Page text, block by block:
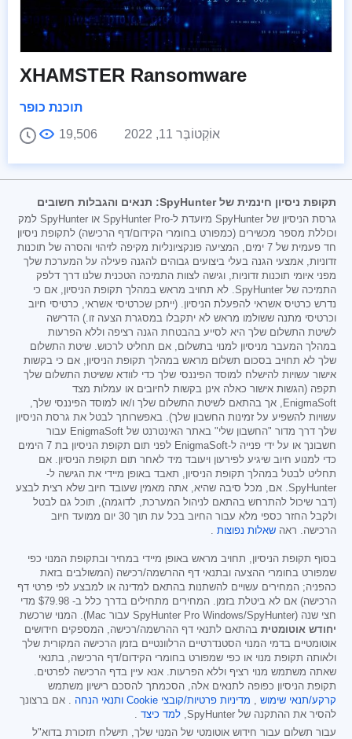
XHAMSTER Ransomware
תוכנת כופר
אוֹקְטוֹבֶּר 11, 2022
19,506
תקופת ניסיון חינמית של SpyHunter: תנאים והגבלות חשובים
גרסת הניסיון של SpyHunter מיועדת ל-SpyHunter Pro או SpyHunter למק
וכוללת מספר מכשירים (כמפורט בחומרי הקידום/דף הרכישה) לתקופת ניסיון
חד פעמית של 7 ימים, המציעה פונקציונליות מקיפה לזיהוי והסרה של תוכנות
זדוניות, אמצעי הגנה בעלי ביצועים גבוהים להגנה פעילה על המערכת שלך
מפני איומי תוכנות זדוניות, וגישה לצוות התמיכה הטכנית שלנו דרך דלפק
התמיכה של SpyHunter. לא תחויב מראש במהלך תקופת הניסיון, אם כי
נדרש כרטיס אשראי להפעלת הניסיון. (ייתכן שכרטיסי אשראי, כרטיסי חיוב
וכרטיסי מתנה ששולמו מראש לא יתקבלו במסגרת הצעה זו.) הדרישה
לשיטת התשלום שלך היא לסייע בהבטחת הגנה רציפה וללא הפרעות
במהלך המעבר מניסיון למנוי בתשלום, אם תחליט לרכוש. שיטת התשלום
שלך לא תחויב בסכום תשלום מראש במהלך תקופת הניסיון, אם כי בקשות
אישור עשויות להישלח למוסד הפיננסי שלך כדי לוודא ששיטת התשלום שלך
תקפה (הגשות אישור כאלה אינן בקשות לחיובים או עמלות מצד
EnigmaSoft, אך בהתאם לשיטת התשלום שלך ו/או למוסד הפיננסי שלך,
עשויות להשפיע על זמינות החשבון שלך). באפשרותך לבטל את גרסת הניסיון
שלך דרך מדור "החשבון שלי" באתר האינטרנט של EnigmaSoft עבור
חשבונך או על ידי פנייה ל-EnigmaSoft לפני תום תקופת הניסיון בת 7 הימים
כדי למנוע חיוב שיגיע לפירעון ויעובד מיד לאחר תום תקופת הניסיון. אם
תחליט לבטל במהלך תקופת הניסיון, תאבד באופן מיידי את הגישה ל-
SpyHunter. אם, מכל סיבה שהיא, אתה מאמין שעובד חיוב שלא רצית לבצע
(דבר שיכול להתרחש בהתאם לניהול המערכת, לדוגמה), תוכל גם לבטל
ולקבל החזר כספי מלא עבור החיוב בכל עת תוך 30 יום ממועד חיוב
הרכישה. ראה שאלות נפוצות .
בסוף תקופת הניסיון, תחויב מראש באופן מיידי במחיר ובתקופת המנוי כפי
שמפורט בחומרי ההצעה ובתנאי דף ההרשמה/רכישה (המשולבים בזאת
כהפניה; המחירים עשויים להשתנות בהתאם למדינה או למבצע לפי פרטי דף
הרכישה) אם לא ביטלת בזמן. המחירים מתחילים בדרך כלל ב- $79.98 מדי
חצי שנה (SpyHunter Pro Windows/SpyHunter עבור Mac). המנוי שרכשת
יחודש אוטומטית בהתאם לתנאי דף ההרשמה/רכישה, המספקים חידושים
אוטומטיים בדמי המנוי הסטנדרטיים הרלוונטיים בזמן הרכישה המקורית שלך
ולאותה תקופת מנוי או כפי שמפורט בחומרי הקידום/דף הרכישה, בתנאי
שאתה משתמש מנוי רציף וללא הפרעות. אנא עיין בדף הרכישה לפרטים.
תקופת הניסיון כפופה לתנאים אלה, הסכמתך להסכם רישיון משתמש
קרקע/תנאי שימוש , מדיניות פרטיות/קובצי Cookie ותנאי הנחה . אם ברצונך
להסיר את ההתקנה של SpyHunter,
למד כיצד .
עבור תשלום עבור חידוש אוטומטי של המנוי שלך, תישלח תזכורת בדוא"ל